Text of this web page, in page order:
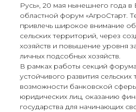
Русь», 20 мая нынешнего года
областной форум «АгроСтарт.
привлечь широкое внимание
сельских территорий, через
хозяйств и повышение уровня
личных подсобных хозяйств.
В рамках работы секций
устойчивого развития
возможности банковской
юридических лиц, оказанию
государства для начинающих